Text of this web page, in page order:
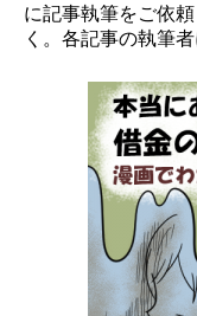
に記事執筆をご依
く。各記事の執筆